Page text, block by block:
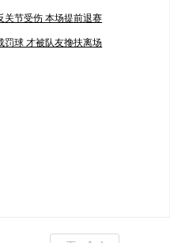
关节受伤 本场提前退赛
罚球 才被队友搀扶离场